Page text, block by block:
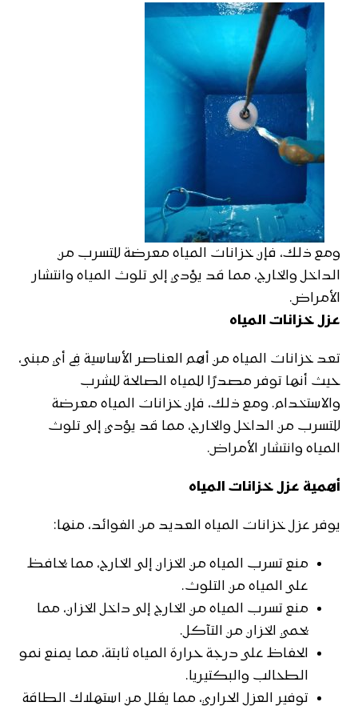
ومع ذلك، فإن خزانات المياه معرضة للتسرب من
الداخل والخارج، مما قد يؤدي إلى تلوث المياه وانتشار
الأمراض.
عزل خزانات المياه
تعد خزانات المياه من أهم العناصر الأساسية في أي مبنى،
حيث أنها توفر مصدرًا للمياه الصالحة للشرب
والاستخدام. ومع ذلك، فإن خزانات المياه معرضة
للتسرب من الداخل والخارج، مما قد يؤدي إلى تلوث
المياه وانتشار الأمراض.
أهمية عزل خزانات المياه
يوفر عزل خزانات المياه العديد من الفوائد، منها:
منع تسرب المياه من الخزان إلى الخارج، مما يحافظ
على المياه من التلوث.
منع تسرب المياه من الخارج إلى داخل الخزان، مما
يحمي الخزان من التآكل.
الحفاظ على درجة حرارة المياه ثابتة، مما يمنع نمو
الطحالب والبكتيريا.
توفير العزل الحراري، مما يقلل من استهلاك الطاقة